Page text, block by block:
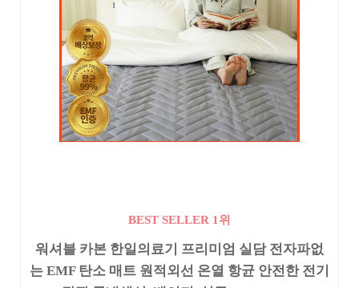
BEST SELLER 1위
워셔블 카본 한일의료기 프리미엄 실담 전자파없
는 EMF 탄소 매트 원적외선 온열 항균 안전한 전기